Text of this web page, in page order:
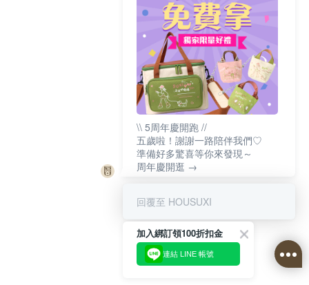
\\ 5周年慶開跑 //
五歲啦！謝謝一路陪伴我們♡
準備好多驚喜等你來發現～
周年慶開逛 →
回覆至 HOUSUXI
加入綁訂領100折扣金
連結 LINE 帳號